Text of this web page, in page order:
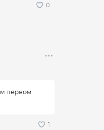
первом